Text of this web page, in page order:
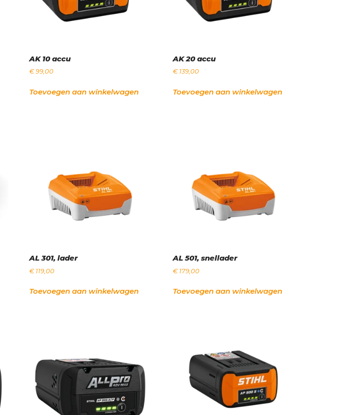
AK 10 accu
€99,00
Toevoegen aan winkelwagen
AK 20 accu
€139,00
Toevoegen aan winkelwagen
AL 301, lader
€119,00
Toevoegen aan winkelwagen
AL 501, snellader
€179,00
Toevoegen aan winkelwagen